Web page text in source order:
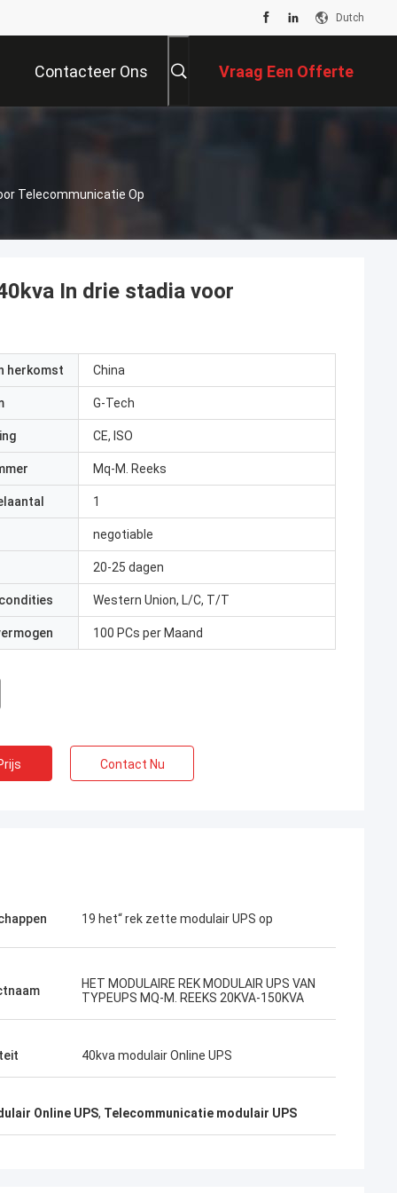
Dutch
Contacteer Ons Vraag Een Offerte
Telecommunicatie Op
In drie stadia voor
herkomst China
G-Tech
CE, ISO
Mq-M. Reeks
1
negotiable
20-25 dagen
Western Union, L/C, T/T
100 PCs per Maand
Contact Nu
19 het“ rek zette modulair UPS op
HET MODULAIRE REK MODULAIR UPS VAN
TYPEUPS MQ-M. REEKS 20KVA-150KVA
40kva modulair Online UPS
Online UPS, Telecommunicatie modulair UPS